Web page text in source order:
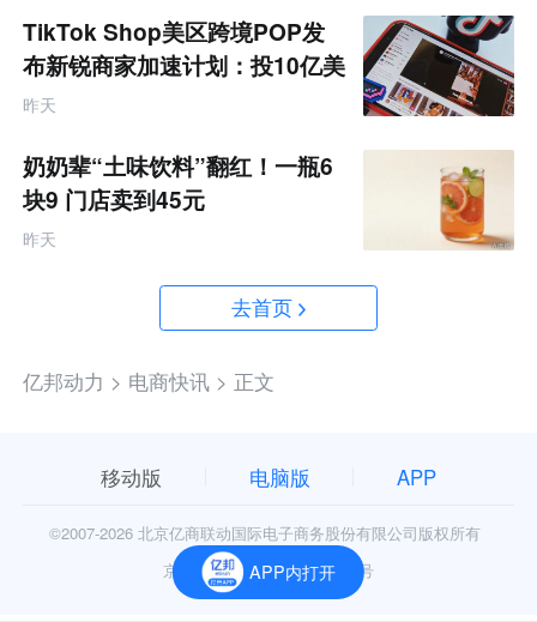
TikTok Shop美区跨境POP发
布新锐商家加速计划：投10亿美
金资源帮扶四类商家
昨天
奶奶辈“土味饮料”翻红！一瓶6
块9 门店卖到45元
昨天
去首页
亿邦动力 > 电商快讯 > 正文
APP内打开
移动版 电脑版 APP
©2007-2026 北京亿商联动国际电子商务股份有限公司版权所有
京公网安备11010602006906号